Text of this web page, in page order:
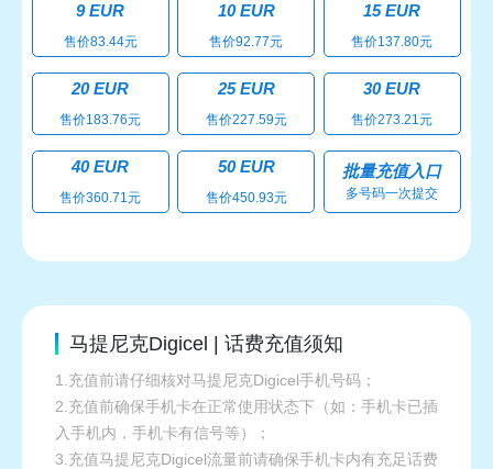
9 EUR
售价83.44元
10 EUR
售价92.77元
15 EUR
售价137.80元
20 EUR
售价183.76元
25 EUR
售价227.59元
30 EUR
售价273.21元
40 EUR
售价360.71元
50 EUR
售价450.93元
批量充值入口
多号码一次提交
马提尼克Digicel | 话费充值须知
1.充值前请仔细核对马提尼克Digicel手机号码；
2.充值前确保手机卡在正常使用状态下（如：手机卡已插
入手机内，手机卡有信号等）；
3.充值马提尼克Digicel流量前请确保手机卡内有充足话费